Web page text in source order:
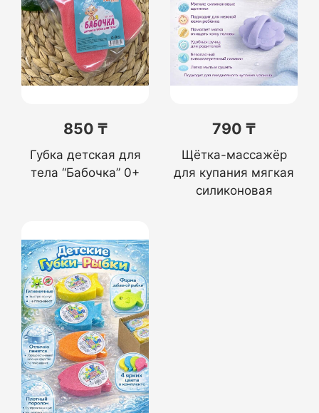
850 ₸
Губка детская для
тела “Бабочка” 0+
790 ₸
Щётка-массажёр
для купания мягкая
силиконовая